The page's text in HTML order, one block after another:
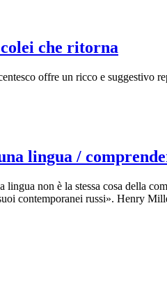
che ritorna
offre un ricco e suggestivo
lingua /
lingua non è la stessa cosa della
contemporanei russi». Henry